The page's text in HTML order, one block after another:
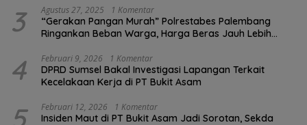
3 Agustus 27, 2025 1 Komentar
“Gerakan Pangan Murah” Polrestabes Palembang
Ringankan Beban Warga, Harga Beras Jauh Lebih
4 Februari 9, 2026 1 Komentar
DPRD Sumsel Bakal Investigasi Lapangan Terkait
Kecelakaan Kerja di PT Bukit Asam
5 Februari 12, 2026 1 Komentar
Insiden Maut di PT Bukit Asam Jadi Sorotan, Sekda